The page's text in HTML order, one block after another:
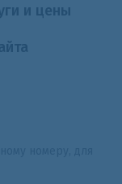
и цены